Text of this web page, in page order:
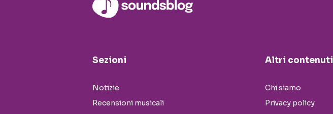
Sezioni
Notizie
Recensioni musicali
Altri contenuti
Chi siamo
Privacy policy